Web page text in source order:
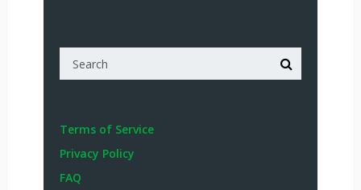
Terms of Service
Privacy Policy
FAQ